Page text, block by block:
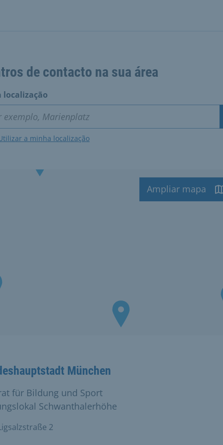
de contacto na sua área
localização
a minha localização
Ampliar mapa
für Bildung und Sport
Schwanthalerhöhe
München
2